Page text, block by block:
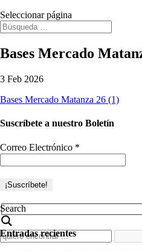
Seleccionar página
Bases Mercado
3 Feb 2026
Bases Mercado Matanza 26 (1)
Suscríbete a nuestro Boletín
Correo Electrónico *
Search
Entradas recientes